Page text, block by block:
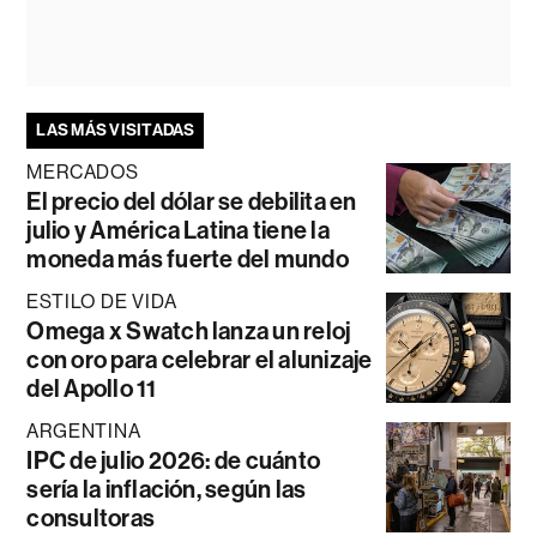
LAS MÁS VISITADAS
MERCADOS
El precio del dólar se debilita en
julio y América Latina tiene la
moneda más fuerte del mundo
ESTILO DE VIDA
Omega x Swatch lanza un reloj
con oro para celebrar el alunizaje
del Apollo 11
ARGENTINA
IPC de julio 2026: de cuánto
sería la inflación, según las
consultoras